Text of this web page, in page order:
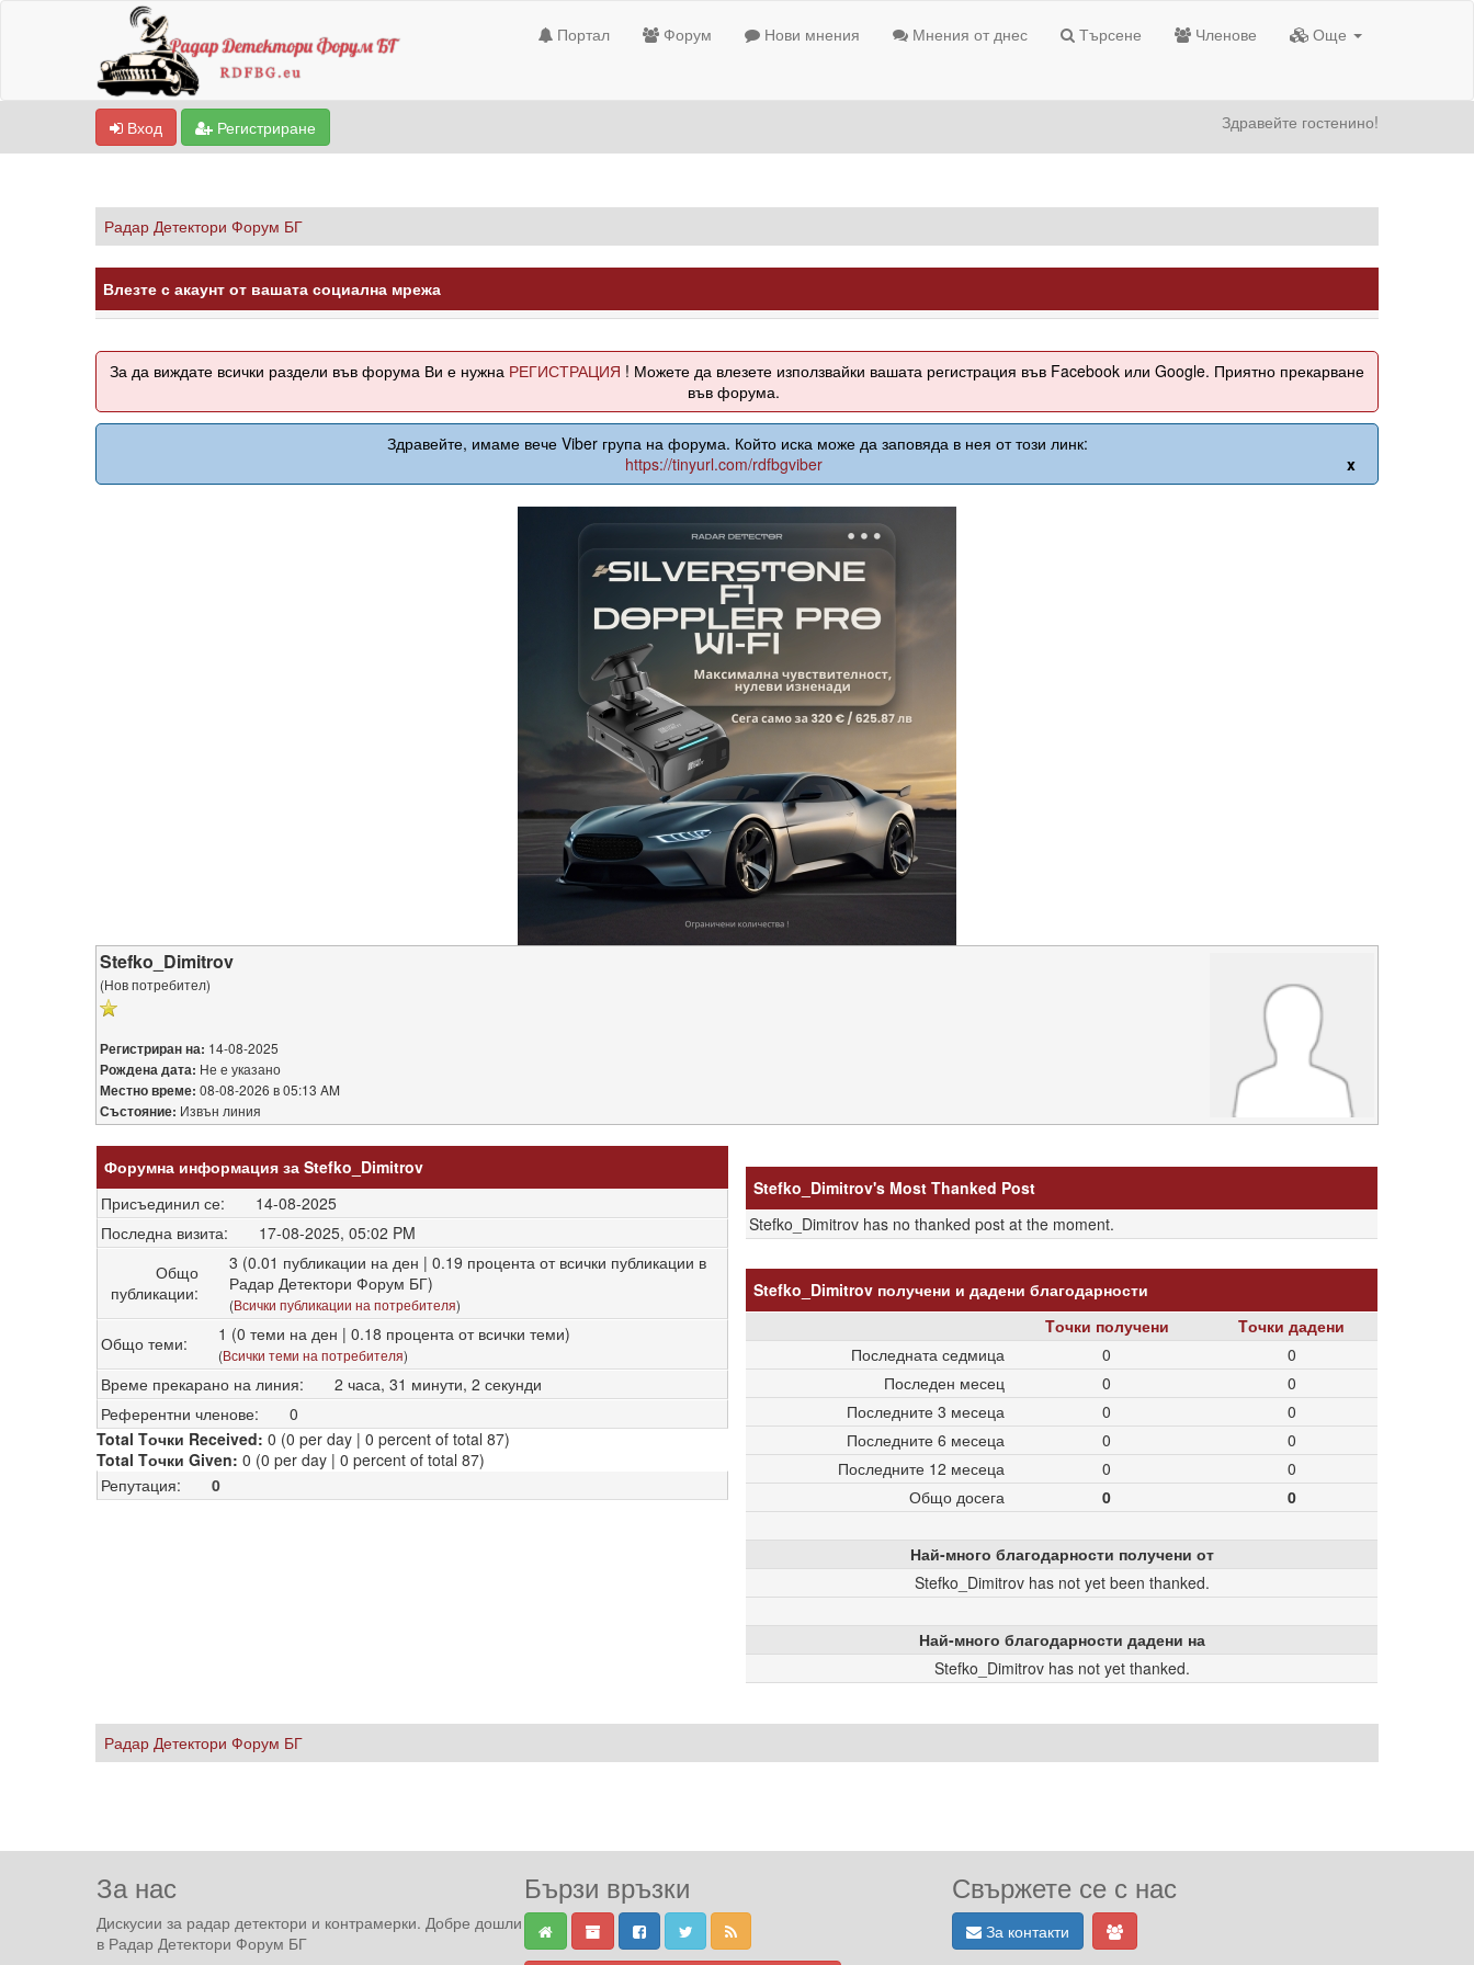
Портал Форум Нови мнения Мнения от днес Търсене Членове Още
Вход Регистриране Здравейте гостенино!
Радар Детектори Форум БГ
Влезте с акаунт от вашата социална мрежа
За да виждате всички раздели във форума Ви е нужна РЕГИСТРАЦИЯ ! Можете да влезете използвайки вашата регистрация във Facebook или Google. Приятно прекарване
във форума.
Здравейте, имаме вече Viber група на форума. Който иска може да заповяда в нея от този линк:
https://tinyurl.com/rdfbgviber
x
Stefko_Dimitrov
(Нов потребител)
Регистриран на: 14-08-2025
Рождена дата: Не е указано
Местно време: 08-08-2026 в 05:13 AM
Състояние: Извън линия
Форумна информация за Stefko_Dimitrov
Присъединил се:
14-08-2025
Последна визита:
17-08-2025, 05:02 PM
Общо
публикации:
3 (0.01 публикации на ден | 0.19 процента от всички публикации в
Радар Детектори Форум БГ)
(Всички публикации на потребителя)
Общо теми: 1 (0 теми на ден | 0.18 процента от всички теми)
(Всички теми на потребителя)
Време прекарано на линия:
2 часа, 31 минути, 2 секунди
Референтни членове:
0
Total Tочки Received: 0 (0 per day | 0 percent of total 87)
Total Tочки Given: 0 (0 per day | 0 percent of total 87)
Репутация:
0
Stefko_Dimitrov's Most Thanked Post
Stefko_Dimitrov has no thanked post at the moment.
Stefko_Dimitrov получени и дадени благодарности
Tочки получени
Tочки дадени
Последната седмица
0
0
Последен месец
0
0
Последните 3 месеца
0
0
Последните 6 месеца
0
0
Последните 12 месеца
0
0
Общо досега
0 0
Най-много благодарности получени от
Stefko_Dimitrov has not yet been thanked.
Най-много благодарности дадени на
Stefko_Dimitrov has not yet thanked.
Радар Детектори Форум БГ
За нас
Дискусии за радар детектори и контрамерки. Добре дошли
в Радар Детектори Форум БГ
Бързи връзки Свържете се с нас
За контакти